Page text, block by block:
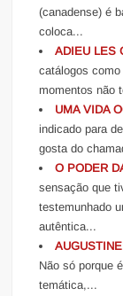
(canadense) é
coloca...
ADIEU LES
catálogos
momentos não
UMA VIDA
indicado para
gosta do
O PODER
sensação que
testemunhado
autêntica...
AUGUSTINE
Não só porque
temática,...